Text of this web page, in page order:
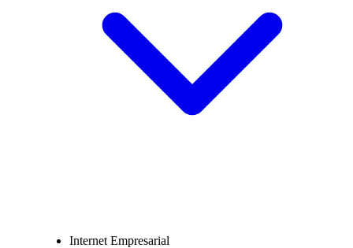
Internet Empresarial